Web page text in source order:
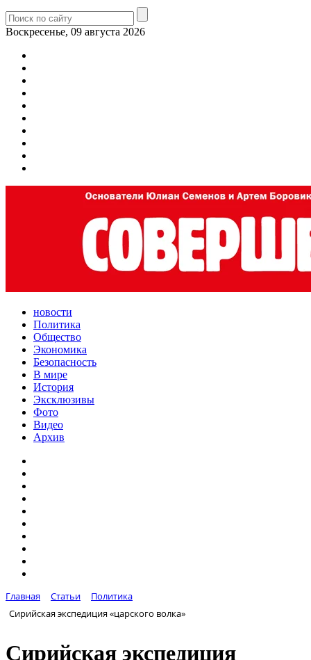
Воскресенье, 09 августа 2026
новости
Политика
Общество
Экономика
Безопасность
В мире
История
Эксклюзивы
Фото
Видео
Архив
Главная Статьи
Политика
Сирийская экспедиция «царского волка»
Сирийская экспедиция